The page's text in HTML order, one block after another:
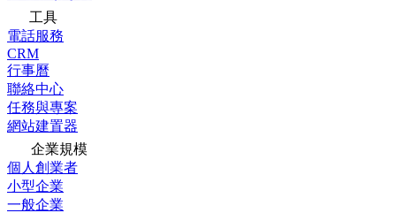
工具
電話服務
CRM
行事曆
聯絡中心
任務與專案
網站建置器
企業規模
個人創業者
小型企業
一般企業